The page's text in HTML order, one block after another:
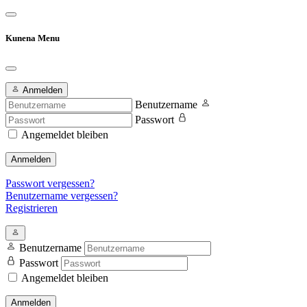
Kunena Menu
Anmelden
Benutzername
Passwort
Angemeldet bleiben
Anmelden
Passwort vergessen?
Benutzername vergessen?
Registrieren
Benutzername
Passwort
Angemeldet bleiben
Anmelden